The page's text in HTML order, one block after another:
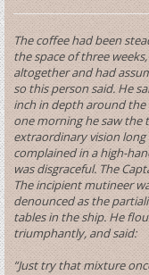
The coffee had been
the space of three
altogether and had
so this person said. He
inch in depth around the
one morning he saw the
extraordinary vision
complained in a high-
was disgraceful. The
The incipient mutineer
denounced as the
tables in the ship. He
triumphantly, and said:
“Just try that mixture